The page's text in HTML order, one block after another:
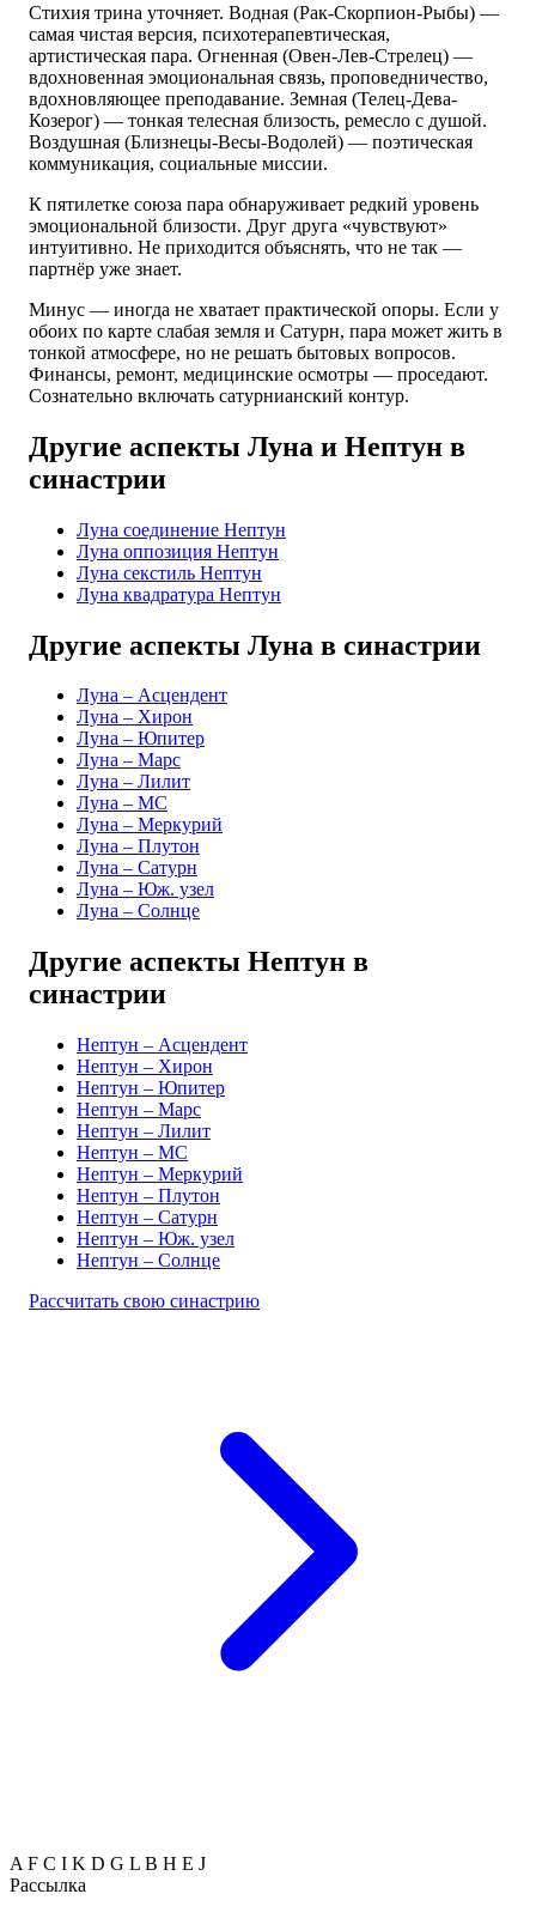
Стихия трина уточняет. Водная (Рак-Скорпион-Рыбы) —
самая чистая версия, психотерапевтическая,
артистическая пара. Огненная (Овен-Лев-Стрелец) —
вдохновенная эмоциональная связь, проповедничество,
вдохновляющее преподавание. Земная (Телец-Дева-
Козерог) — тонкая телесная близость, ремесло с душой.
Воздушная (Близнецы-Весы-Водолей) — поэтическая
коммуникация, социальные миссии.
К пятилетке союза пара обнаруживает редкий уровень
эмоциональной близости. Друг друга «чувствуют»
интуитивно. Не приходится объяснять, что не так —
партнёр уже знает.
Минус — иногда не хватает практической опоры. Если у
обоих по карте слабая земля и Сатурн, пара может жить в
тонкой атмосфере, но не решать бытовых вопросов.
Финансы, ремонт, медицинские осмотры — проседают.
Сознательно включать сатурнианский контур.
Другие аспекты Луна и Нептун в
синастрии
Луна соединение Нептун
Луна оппозиция Нептун
Луна секстиль Нептун
Луна квадратура Нептун
Другие аспекты Луна в синастрии
Луна – Асцендент
Луна – Хирон
Луна – Юпитер
Луна – Марс
Луна – Лилит
Луна – MC
Луна – Меркурий
Луна – Плутон
Луна – Сатурн
Луна – Юж. узел
Луна – Солнце
Другие аспекты Нептун в
синастрии
Нептун – Асцендент
Нептун – Хирон
Нептун – Юпитер
Нептун – Марс
Нептун – Лилит
Нептун – MC
Нептун – Меркурий
Нептун – Плутон
Нептун – Сатурн
Нептун – Юж. узел
Нептун – Солнце
Рассчитать свою синастрию
A F C I K D G L B H E J
Рассылка